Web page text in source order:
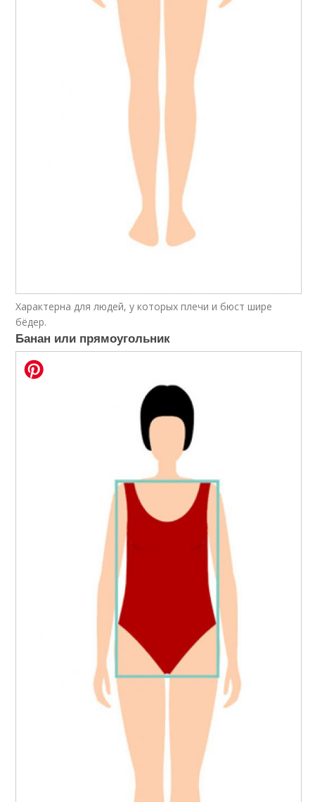
Характерна для людей, у которых плечи и бюст шире
бёдер.
Банан или прямоугольник